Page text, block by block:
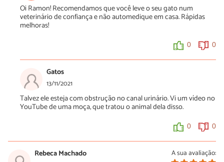
Oi Ramon! Recomendamos que você leve o seu gato num
veterinário de confiança e não automedique em casa. Rápidas
melhoras!
0 0
Gatos
13/11/2021
Talvez ele esteja com obstrução no canal urinário. Vi um vídeo no
YouTube de uma moça, que tratou o animal dela disso.
0 0
A sua avaliação:
Rebeca Machado